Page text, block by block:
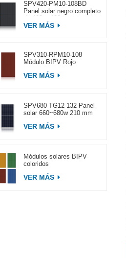
SPV420-PM10-108BD
Panel solar negro completo
VER MÁS
SPV310-RPM10-108
Módulo BIPV Rojo
VER MÁS
SPV680-TG12-132 Panel
solar 660~680w 210 mm
VER MÁS
Módulos solares BIPV
coloridos
VER MÁS